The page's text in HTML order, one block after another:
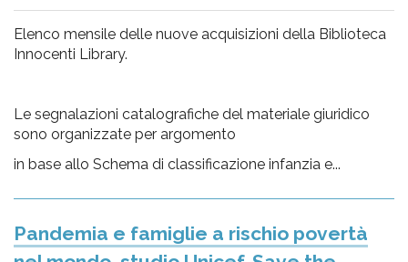
Elenco mensile delle nuove acquisizioni della Biblioteca
Innocenti Library.
Le segnalazioni catalografiche del materiale giuridico
sono organizzate per argomento
in base allo Schema di classificazione infanzia e...
Pandemia e famiglie a rischio povertà